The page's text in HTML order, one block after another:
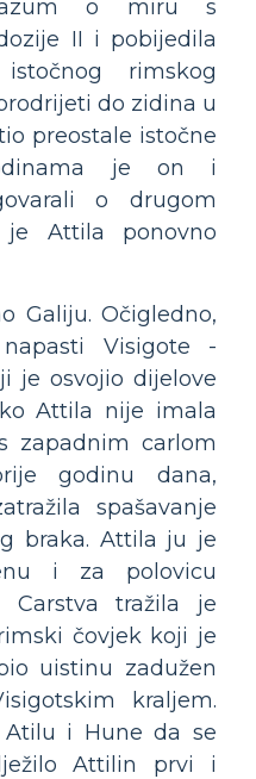
o miru s
II i pobijedila
rimskog
do zidina u
preostale istočne
je on i
o drugom
Attila ponovno
Galiju. Očigledno,
Visigote -
je osvojio dijelove
Attila nije imala
zapadnim carlom
godinu dana,
spašavanje
braka. Attila ju je
i za polovicu
Carstva tražila je
čovjek koji je
uistinu zadužen
kraljem.
Atilu i Hune da se
Attilin prvi i